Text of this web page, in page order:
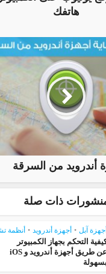
هاتفك
أندرويد من السرقة
ذات صلة
آبل • أجهزة أندرويد • أنظمة
التحكم بجهاز الكمبيوتر
عن طريق أجهزة أندرويد و iOS
بسهولة